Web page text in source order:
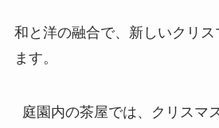
和と洋の融合で、新しいクリス
ます。
庭園内の茶屋では、クリスマ